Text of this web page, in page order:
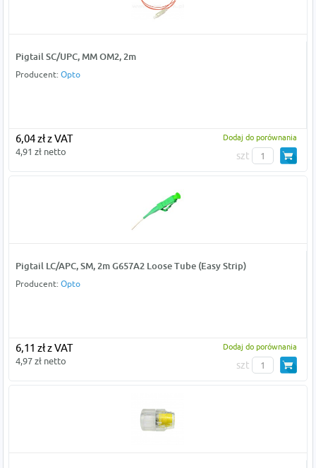
Pigtail SC/UPC, MM OM2, 2m
Producent: Opto
6,04 zł z VAT
4,91 zł netto
Dodaj do porównania
szt
Pigtail LC/APC, SM, 2m G657A2 Loose Tube (Easy Strip)
Producent: Opto
6,11 zł z VAT
4,97 zł netto
Dodaj do porównania
szt